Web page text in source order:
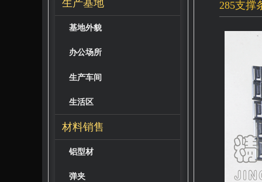
生产基地
基地外貌
办公场所
生产车间
生活区
材料销售
铝型材
弹夹
285支撑